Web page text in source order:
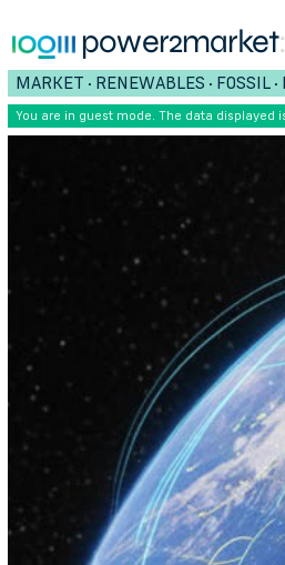
power2market
MARKET • RENEWABLES • FOSSIL •
You are in guest mode. The data displayed